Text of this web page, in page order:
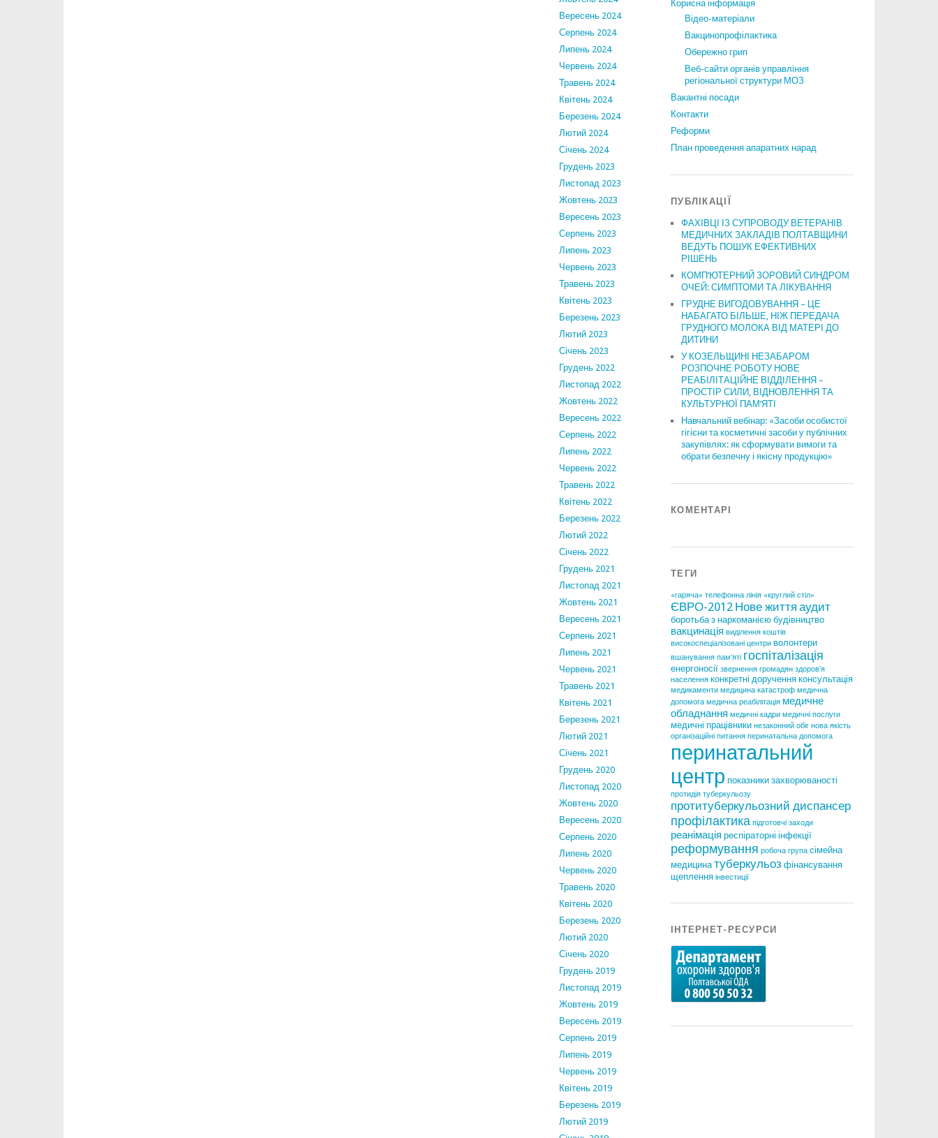
Вересень 2024
Серпень 2024
Липень 2024
Червень 2024
Травень 2024
Квітень 2024
Березень 2024
Лютий 2024
Січень 2024
Грудень 2023
Листопад 2023
Жовтень 2023
Вересень 2023
Серпень 2023
Липень 2023
Червень 2023
Травень 2023
Квітень 2023
Березень 2023
Лютий 2023
Січень 2023
Грудень 2022
Листопад 2022
Жовтень 2022
Вересень 2022
Серпень 2022
Липень 2022
Червень 2022
Травень 2022
Квітень 2022
Березень 2022
Лютий 2022
Січень 2022
Грудень 2021
Листопад 2021
Жовтень 2021
Вересень 2021
Серпень 2021
Липень 2021
Червень 2021
Травень 2021
Квітень 2021
Березень 2021
Лютий 2021
Січень 2021
Грудень 2020
Листопад 2020
Жовтень 2020
Вересень 2020
Серпень 2020
Липень 2020
Червень 2020
Травень 2020
Квітень 2020
Березень 2020
Лютий 2020
Січень 2020
Грудень 2019
Листопад 2019
Жовтень 2019
Вересень 2019
Серпень 2019
Липень 2019
Червень 2019
Квітень 2019
Березень 2019
Лютий 2019
Корисна інформація
Відео-матеріали
Вакцинопрофілактика
Обережно грип
Веб-сайти органів управління
регіональної структури МОЗ
Вакантні посади
Контакти
Реформи
План проведення апаратних нарад
ПУБЛІКАЦІЇ
ФАХІВЦІ ІЗ СУПРОВОДУ ВЕТЕРАНІВ
МЕДИЧНИХ ЗАКЛАДІВ ПОЛТАВЩИНИ
ВЕДУТЬ ПОШУК ЕФЕКТИВНИХ
РІШЕНЬ
КОМП’ЮТЕРНИЙ ЗОРОВИЙ СИНДРОМ
ОЧЕЙ: СИМПТОМИ ТА ЛІКУВАННЯ
ГРУДНЕ ВИГОДОВУВАННЯ – ЦЕ
НАБАГАТО БІЛЬШЕ, НІЖ ПЕРЕДАЧА
ГРУДНОГО МОЛОКА ВІД МАТЕРІ ДО
ДИТИНИ
У КОЗЕЛЬЩИНІ НЕЗАБАРОМ
РОЗПОЧНЕ РОБОТУ НОВЕ
РЕАБІЛІТАЦІЙНЕ ВІДДІЛЕННЯ –
ПРОСТІР СИЛИ, ВІДНОВЛЕННЯ ТА
КУЛЬТУРНОЇ ПАМ’ЯТІ
Навчальний вебінар: «Засоби особистої
гігієни та косметичні засоби у публічних
закупівлях: як сформувати вимоги та
обрати безпечну і якісну продукцію»
КОМЕНТАРІ
ТЕГИ
«гаряча» телефонна лінія «круглий стіл»
ЄВРО-2012 Нове життя аудит
боротьба з наркоманією будівництво
вакцинація виділення коштів
високоспеціалізовані центри волонтери
вшанування пам'яті госпіталізація
енергоносії звернення громадян здоров'я
населення конкретні доручення консультація
медикаменти медицина катастроф медична
допомога медична реабілітація медичне
обладнання медичні кадри медичні послуги
медичні працівники незаконний обіг нова якість
організаційні питання перинатальна допомога
перинатальний
центр показники захворюваності
протидія туберкульозу
протитуберкульозний диспансер
профілактика підготовчі заходи
реанімація респіраторні інфекції
реформування робоча група сімейна
медицина туберкульоз фінансування
щеплення інвестиції
ІНТЕРНЕТ-РЕСУРСИ